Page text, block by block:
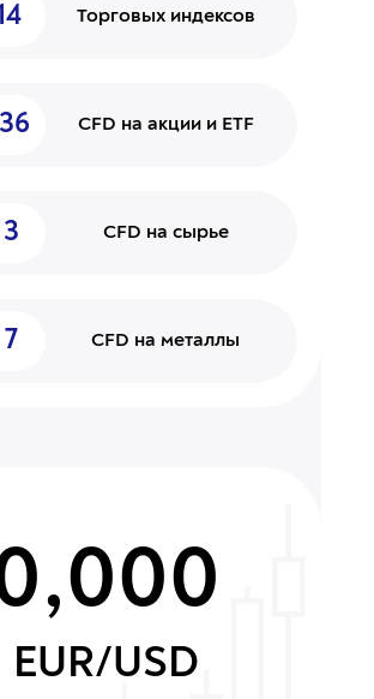
Торговых индексов
CFD на акции и ETF
3 CFD на сырье
7 CFD на металлы
EUR/USD